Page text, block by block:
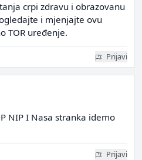
crpi zdravu i obrazovanu
i mjenjajte ovu
TOR uređenje.
Prijavi
NIP I Nasa stranka idemo
Prijavi